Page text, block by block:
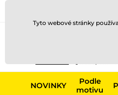
NOVINKY
Podle
motivu
Tyto webové stránky